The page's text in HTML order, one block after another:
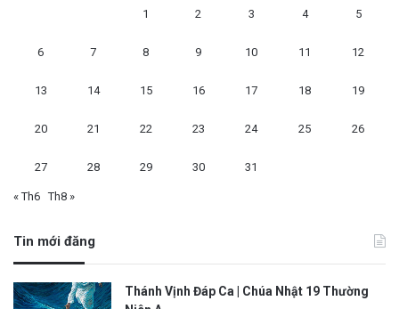
1 2 3 4 5
6 7 8 9 10 11 12
13 14 15 16 17 18 19
20 21 22 23 24 25 26
27 28 29 30 31
« Th6 Th8 »
Tin mới đăng
Thánh Vịnh Đáp Ca | Chúa Nhật 19 Thường